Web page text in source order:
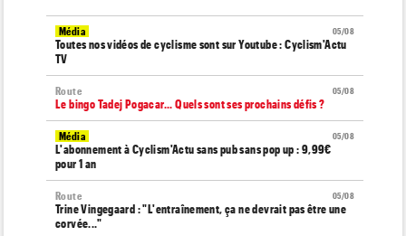
05/08
Média
Toutes nos vidéos de cyclisme sont sur Youtube : Cyclism'Actu
TV
05/08
Route
Le bingo Tadej Pogacar... Quels sont ses prochains défis ?
05/08
Média
L'abonnement à Cyclism'Actu sans pub sans pop up : 9,99€
pour 1 an
05/08
Route
Trine Vingegaard : "L'entraînement, ça ne devrait pas être une
corvée..."